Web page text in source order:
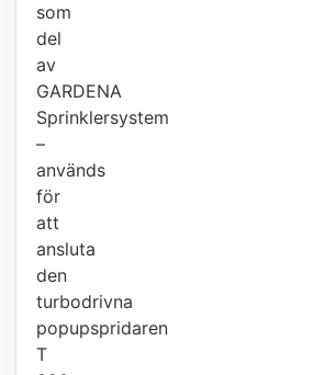
som
del
av
GARDENA
Sprinklersystem
–
används
för
att
ansluta
den
turbodrivna
popupspridaren
T